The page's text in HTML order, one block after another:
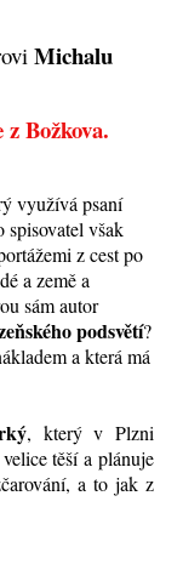
Michalu
Božkova.
využívá psaní
však
z cest po
a země a
sám autor
podsvětí?
a která má
, který v Plzni
těší a plánuje
a to jak z